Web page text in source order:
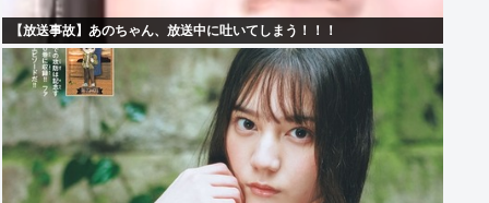
【放送事故】あのちゃん、放送中に吐いてしまう！！！